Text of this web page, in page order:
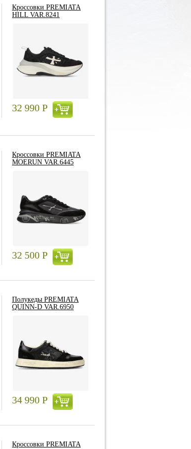
Кроссовки PREMIATA
HILL VAR.8241
32 990 Р
Кроссовки PREMIATA
MOERUN VAR.6445
32 500 Р
Полукеды PREMIATA
QUINN-D VAR.6950
34 990 Р
Кроссовки PREMIATA